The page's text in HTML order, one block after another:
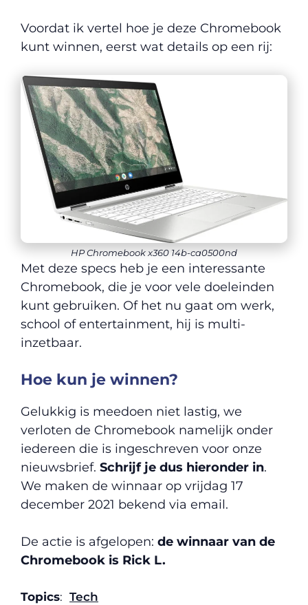
Voordat ik vertel hoe je deze Chromebook
kunt winnen, eerst wat details op een rij:
HP Chromebook x360 14b-ca0500nd
Met deze specs heb je een interessante
Chromebook, die je voor vele doeleinden
kunt gebruiken. Of het nu gaat om werk,
school of entertainment, hij is multi-
inzetbaar.
Hoe kun je winnen?
Gelukkig is meedoen niet lastig, we
verloten de Chromebook namelijk onder
iedereen die is ingeschreven voor onze
nieuwsbrief. Schrijf je dus hieronder in.
We maken de winnaar op vrijdag 17
december 2021 bekend via email.
De actie is afgelopen: de winnaar van de
Chromebook is Rick L.
Topics: Tech